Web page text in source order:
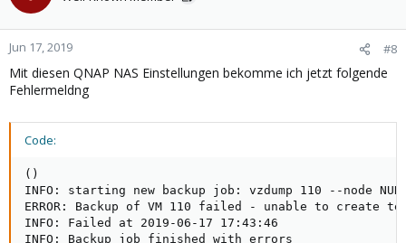
Jun 17, 2019 #8
Mit diesen QNAP NAS Einstellungen bekomme ich jetzt folgende
Fehlermeldng
Code:
()
INFO: starting new backup job: vzdump 110 --node
ERROR: Backup of VM 110 failed - unable to create
INFO: Failed at 2019-06-17 17:43:46
INFO: Backup job finished with errors